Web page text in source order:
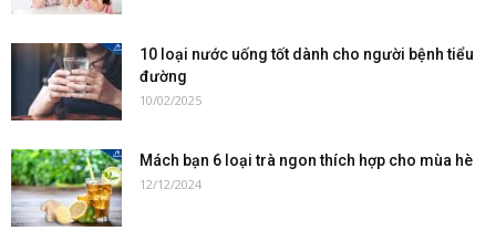
10 loại nước uống tốt dành cho người bệnh tiểu
đường
10/02/2025
Mách bạn 6 loại trà ngon thích hợp cho mùa hè
12/12/2024